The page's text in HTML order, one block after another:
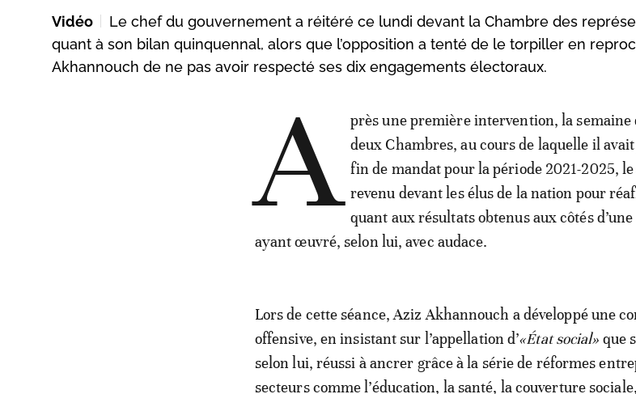
Vidéo
Le chef du gouvernement a réitéré ce lundi devant la Chambre des
quant à son bilan quinquennal, alors que l’opposition a tenté de le torpiller en
Akhannouch de ne pas avoir respecté ses dix engagements électoraux.
A près une première intervention, la
deux Chambres, au cours de laquelle il
fin de mandat pour la période 2021-2025,
revenu devant les élus de la nation pour
quant aux résultats obtenus aux côtés
ayant œuvré, selon lui, avec audace.
Lors de cette séance, Aziz Akhannouch a développé une
offensive, en insistant sur l’appellation d’«État social» que
selon lui, réussi à ancrer grâce à la série de réformes
secteurs comme l’éducation, la santé, la couverture